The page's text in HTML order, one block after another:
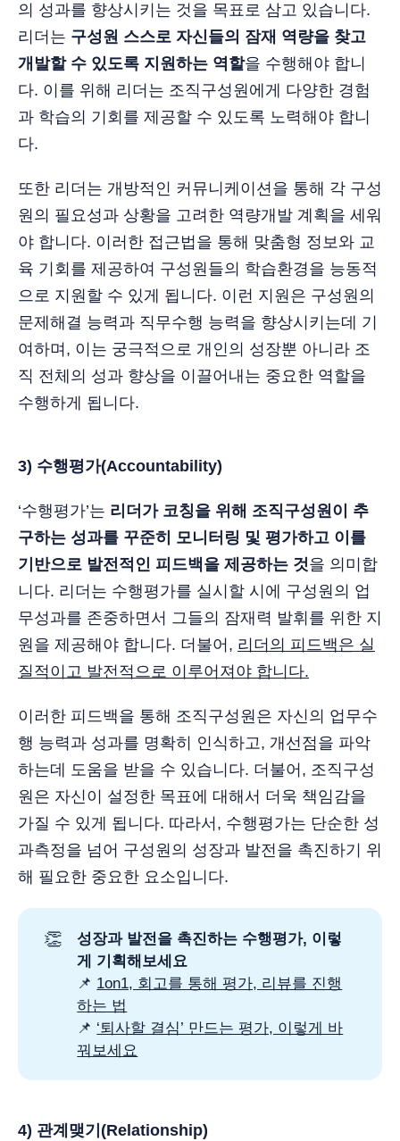
의 성과를 향상시키는 것을 목표로 삼고 있습니다.
리더는 구성원 스스로 자신들의 잠재 역량을 찾고
개발할 수 있도록 지원하는 역할을 수행해야 합니
다. 이를 위해 리더는 조직구성원에게 다양한 경험
과 학습의 기회를 제공할 수 있도록 노력해야 합니
다.
또한 리더는 개방적인 커뮤니케이션을 통해 각 구성
원의 필요성과 상황을 고려한 역량개발 계획을 세워
야 합니다. 이러한 접근법을 통해 맞춤형 정보와 교
육 기회를 제공하여 구성원들의 학습환경을 능동적
으로 지원할 수 있게 됩니다. 이런 지원은 구성원의
문제해결 능력과 직무수행 능력을 향상시키는데 기
여하며, 이는 궁극적으로 개인의 성장뿐 아니라 조
직 전체의 성과 향상을 이끌어내는 중요한 역할을
수행하게 됩니다.
3) 수행평가(Accountability)
‘수행평가’는 리더가 코칭을 위해 조직구성원이 추
구하는 성과를 꾸준히 모니터링 및 평가하고 이를
기반으로 발전적인 피드백을 제공하는 것을 의미합
니다. 리더는 수행평가를 실시할 시에 구성원의 업
무성과를 존중하면서 그들의 잠재력 발휘를 위한 지
원을 제공해야 합니다. 더불어, 리더의 피드백은 실
질적이고 발전적으로 이루어져야 합니다.
이러한 피드백을 통해 조직구성원은 자신의 업무수
행 능력과 성과를 명확히 인식하고, 개선점을 파악
하는데 도움을 받을 수 있습니다. 더불어, 조직구성
원은 자신이 설정한 목표에 대해서 더욱 책임감을
가질 수 있게 됩니다. 따라서, 수행평가는 단순한 성
과측정을 넘어 구성원의 성장과 발전을 촉진하기 위
해 필요한 중요한 요소입니다.
👏
성장과 발전을 촉진하는 수행평가, 이렇
게 기획해보세요
📌 1on1, 회고를 통해 평가, 리뷰를 진행
하는 법
📌 ‘퇴사할 결심’ 만드는 평가, 이렇게 바
꿔보세요
4) 관계맺기(Relationship)